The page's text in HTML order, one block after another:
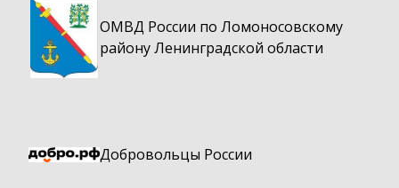
ОМВД России по Ломоносовскому
району Ленинградской области
Добровольцы России